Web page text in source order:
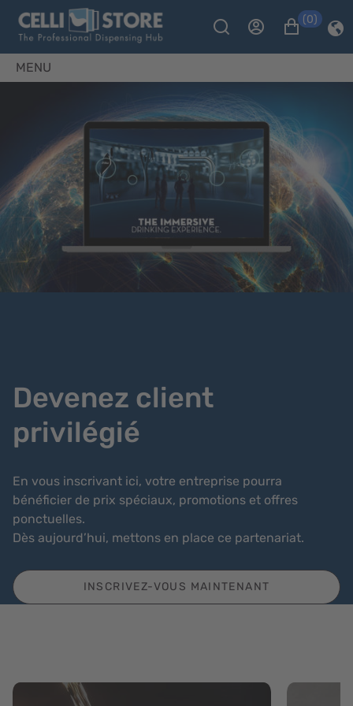
(0)
MENU
Devenez client
privilégié
En vous inscrivant ici, votre entreprise pourra
bénéficier de prix spéciaux, promotions et offres
ponctuelles.
Dès aujourd’hui, mettons en place ce partenariat.
INSCRIVEZ-VOUS MAINTENANT